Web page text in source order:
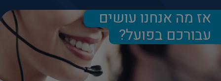
אז מה אנחנו עושים
עבורכם בפועל?